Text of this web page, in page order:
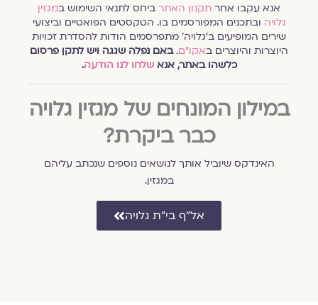
אנא עקבו אחרתקנון האתרביחס לתנאי השימוש ב מגזין
גלויהובתכנים המפורסמים בו. הטקסטים הפואטיים וביצועי
שירים המופיעים ב׳גלויה׳ מתפרסמים הודות להסדרת זכויות
היוצרות והיוצרים ב אקו״ם.באם נפלה שגגה ויש לתקן פרסום
כלשהו באתר, אנאשלחו לנו הודעה.
במילון המונחים של מגזין גלויה
כבר ביקרת?
האינדקס שיוביל אותך לנושאים נוספים שנכתב עליהם
במגזין.
אל״ף בי״ת גלויה